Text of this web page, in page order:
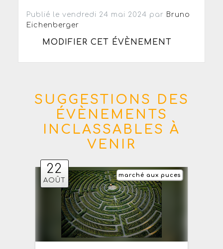
Publié le vendredi 24 mai 2024 par Bruno
Eichenberger
MODIFIER CET ÉVÈNEMENT
SUGGESTIONS DES
ÉVÈNEMENTS
INCLASSABLES À
VENIR
22
AOÛT
marché aux puces